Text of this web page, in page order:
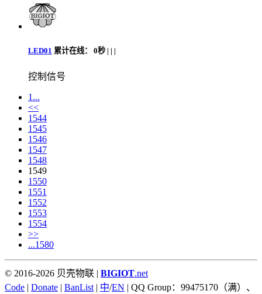
LED01 累计在线： 0秒 | | |
控制信号
1...
<<
1544
1545
1546
1547
1548
1549
1550
1551
1552
1553
1554
>>
...1580
© 2016-2026 贝壳物联 | BIGIOT.net
Code | Donate | BanList | 中/EN | QQ Group：99475170（满）、